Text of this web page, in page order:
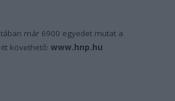
már 6900 egyedet mutat a
követhető: www.hnp.hu